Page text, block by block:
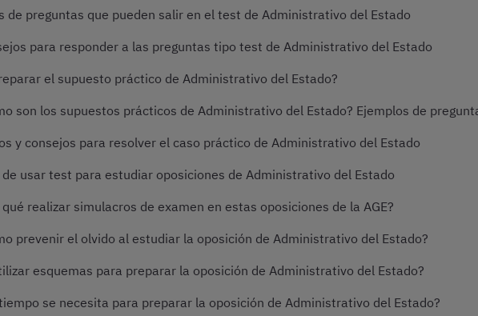
de preguntas que pueden salir en el test de Administrativo del Estado
para responder a las preguntas tipo test de Administrativo del Estado
el supuesto práctico de Administrativo del Estado?
son los supuestos prácticos de Administrativo del Estado? Ejemplos de
y consejos para resolver el caso práctico de Administrativo del Estado
usar test para estudiar oposiciones de Administrativo del Estado
qué realizar simulacros de examen en estas oposiciones de la AGE?
prevenir el olvido al estudiar la oposición de Administrativo del Estado?
esquemas para preparar la oposición de Administrativo del Estado?
se necesita para preparar la oposición de Administrativo del Estado?